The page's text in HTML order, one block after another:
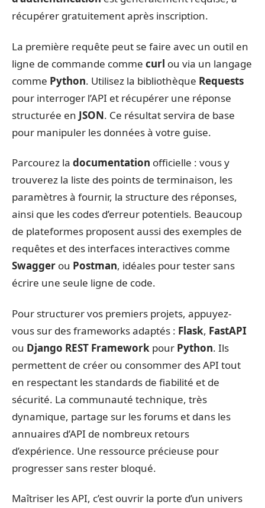
récupérer gratuitement après inscription.
La première requête peut se faire avec un outil en
ligne de commande comme curl ou via un langage
comme Python. Utilisez la bibliothèque Requests
pour interroger l’API et récupérer une réponse
structurée en JSON. Ce résultat servira de base
pour manipuler les données à votre guise.
Parcourez la documentation officielle : vous y
trouverez la liste des points de terminaison, les
paramètres à fournir, la structure des réponses,
ainsi que les codes d’erreur potentiels. Beaucoup
de plateformes proposent aussi des exemples de
requêtes et des interfaces interactives comme
Swagger ou Postman, idéales pour tester sans
écrire une seule ligne de code.
Pour structurer vos premiers projets, appuyez-
vous sur des frameworks adaptés : Flask, FastAPI
ou Django REST Framework pour Python. Ils
permettent de créer ou consommer des API tout
en respectant les standards de fiabilité et de
sécurité. La communauté technique, très
dynamique, partage sur les forums et dans les
annuaires d’API de nombreux retours
d’expérience. Une ressource précieuse pour
progresser sans rester bloqué.
Maîtriser les API, c’est ouvrir la porte d’un univers